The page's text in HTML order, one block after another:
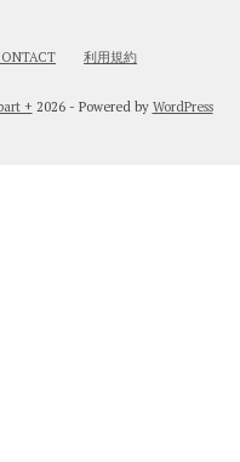
利用規約
+ 2026 - Powered by WordPress